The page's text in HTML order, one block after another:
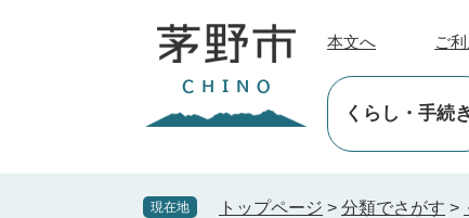
本文へ ご
くらし ・手続き
現在地 トップページ > 分類でさがす >